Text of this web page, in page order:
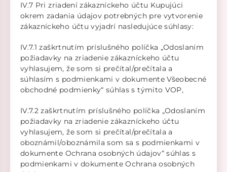
IV.7 Pri zriadení zákazníckeho účtu Kupujúci
okrem zadania údajov potrebných pre vytvorenie
zákazníckeho účtu vyjadrí nasledujúce súhlasy:
IV.7.1 zaškrtnutím príslušného políčka „Odoslaním
požiadavky na zriadenie zákazníckeho účtu
vyhlasujem, že som si prečítal/prečítala a
súhlasím s podmienkami v dokumente Všeobecné
obchodné podmienky“ súhlas s týmito VOP,
IV.7.2 zaškrtnutím príslušného políčka „Odoslaním
požiadavky na zriadenie zákazníckeho účtu
vyhlasujem, že som si prečítal/prečítala a
oboznámil/oboznámila som sa s podmienkami v
dokumente Ochrana osobných údajov“ súhlas s
podmienkami v dokumente Ochrana osobných